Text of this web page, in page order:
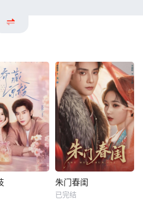
朱门春闺
已完结